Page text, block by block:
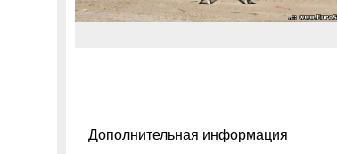
Дополнительная информация